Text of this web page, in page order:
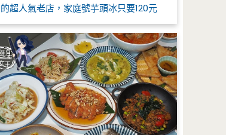
的超人氣老店，家庭號芋頭冰只要120元